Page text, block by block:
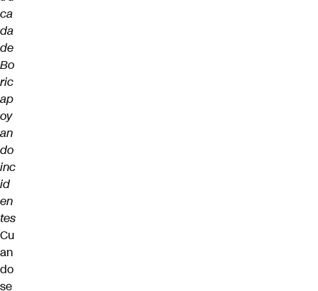
ca
da
de
Bo
ric
ap
oy
an
do
inc
id
en
tes
Cu
an
do
se